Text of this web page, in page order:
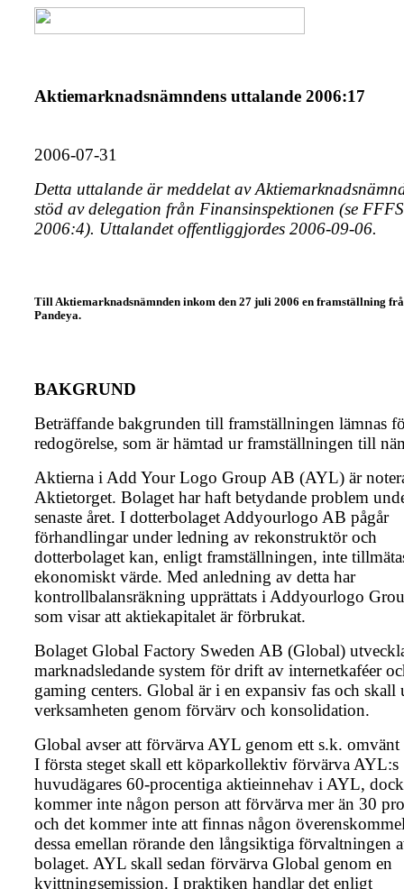
Aktiemarknadsnämndens uttalande 2006:17
2006-07-31
Detta uttalande är meddelat av
stöd av delegation från Finansinspektionen (se FFFS
2006:4). Uttalandet offentliggjordes 2006-09-06.
Till Aktiemarknadsnämnden inkom den 27 juli 2006 en framställning
Pandeya.
BAKGRUND
Beträffande bakgrunden till framställningen lämnas
redogörelse, som är hämtad ur framställningen till
Aktierna i Add Your Logo Group AB (AYL) är
Aktietorget. Bolaget har haft betydande problem
senaste året. I dotterbolaget Addyourlogo AB pågår
förhandlingar under ledning av rekonstruktör och
dotterbolaget kan, enligt framställningen, inte
ekonomiskt värde. Med anledning av detta har
kontrollbalansräkning upprättats i Addyourlogo
som visar att aktiekapitalet är förbrukat.
Bolaget Global Factory Sweden AB (Global)
marknadsledande system för drift av internetkaféer
gaming centers. Global är i en expansiv fas och skall
verksamheten genom förvärv och konsolidation.
Global avser att förvärva AYL genom ett s.k.
I första steget skall ett köparkollektiv förvärva AYL:s
huvudägares 60-procentiga aktieinnehav i AYL, dock
kommer inte någon person att förvärva mer än 30
och det kommer inte att finnas någon
dessa emellan rörande den långsiktiga förvaltningen
bolaget. AYL skall sedan förvärva Global genom en
kvittningsemission. I praktiken handlar det enligt